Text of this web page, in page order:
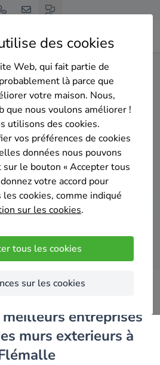
des cookies
Web, qui fait partie de
là parce que
votre maison. Nous,
que nous voulons améliorer !
utilisons des cookies.
vos préférences de cookies
données nous pouvons
le bouton « Accepter tous
votre accord pour
cookies, comme indiqué
sur les cookies.
tous les cookies
sur les cookies
Liège Flémalle
et sans engagement
murs exterieurs
des devis
murs exterieurs à